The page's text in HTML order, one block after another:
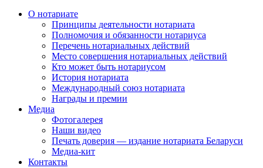
О нотариате
Принципы деятельности нотариата
Полномочия и обязанности нотариуса
Перечень нотариальных действий
Место совершения нотариальных действий
Кто может быть нотариусом
История нотариата
Международный союз нотариата
Награды и премии
Медиа
Фотогалерея
Наши видео
Печать доверия — издание нотариата Беларуси
Медиа-кит
Контакты